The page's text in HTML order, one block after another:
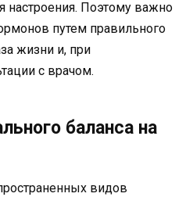
настроения. Поэтому важно
путем правильного
жизни и, при
с врачом.
баланса на
видов